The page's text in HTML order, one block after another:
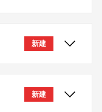
新建
新建